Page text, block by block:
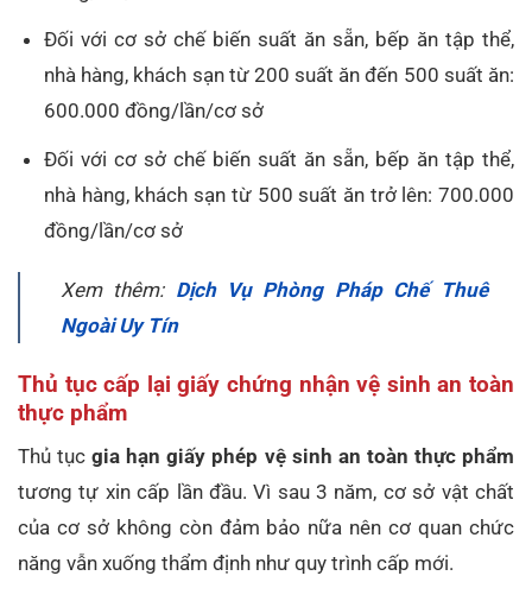
Đối với cơ sở chế biến suất ăn sẵn, bếp ăn tập thể,
nhà hàng, khách sạn từ 200 suất ăn đến 500 suất ăn:
600.000 đồng/lần/cơ sở
Đối với cơ sở chế biến suất ăn sẵn, bếp ăn tập thể,
nhà hàng, khách sạn từ 500 suất ăn trở lên: 700.000
đồng/lần/cơ sở
Xem thêm: Dịch Vụ Phòng Pháp Chế Thuê
Ngoài Uy Tín
Thủ tục cấp lại giấy chứng nhận vệ sinh an toàn
thực phẩm
Thủ tụcgia hạn giấy phép vệ sinh an toàn thực phẩm
tương tự xin cấp lần đầu. Vì sau 3 năm, cơ sở vật chất
của cơ sở không còn đảm bảo nữa nên cơ quan chức
năng vẫn xuống thẩm định như quy trình cấp mới.